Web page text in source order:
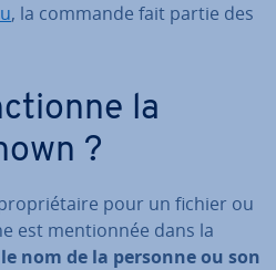
, la commande fait partie des
la
?
pour un fichier ou
est men­tion­née dans la
le nom de la personne ou son